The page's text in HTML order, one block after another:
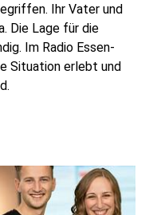
Ihr Vater und
Die Lage für die
Im Radio Essen-
Situation erlebt und